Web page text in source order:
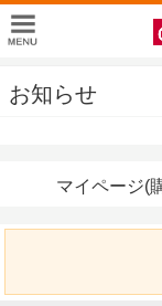
お知らせ
マイページ(